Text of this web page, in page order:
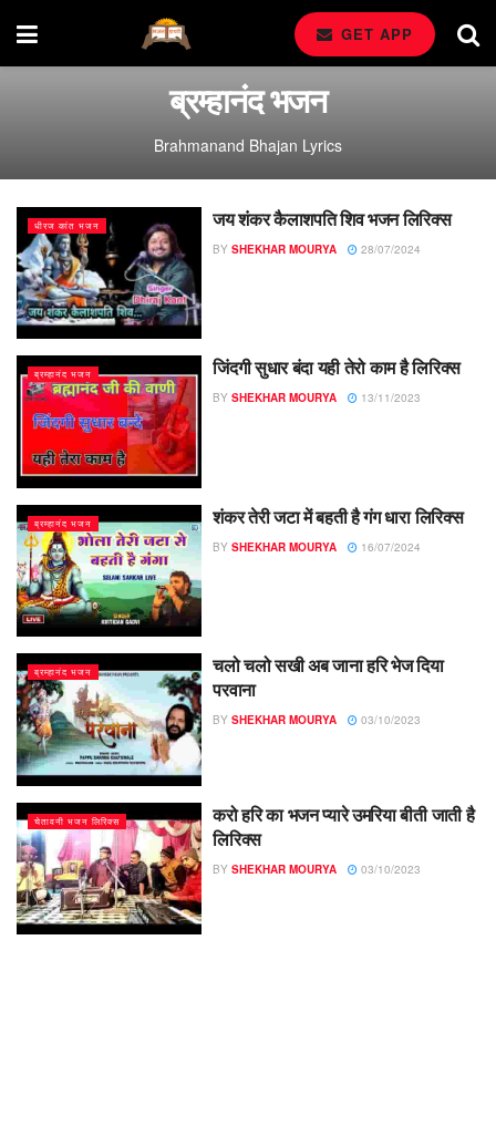
GET APP
ब्रम्हानंद भजन
Brahmanand Bhajan Lyrics
धीरज कांत भजन जय शंकर कैलाशपति शिव भजन लिरिक्स
BY SHEKHAR MOURYA 28/07/2024
ब्रम्हानंद भजन जिंदगी सुधार बंदा यही तेरो काम है लिरिक्स
BY SHEKHAR MOURYA 13/11/2023
ब्रम्हानंद भजन शंकर तेरी जटा में बहती है गंग धारा लिरिक्स
BY SHEKHAR MOURYA 16/07/2024
ब्रम्हानंद भजन
चलो चलो सखी अब जाना हरि भेज दिया
परवाना
BY SHEKHAR MOURYA 03/10/2023
चेतावनी भजन लिरिक्स
करो हरि का भजन प्यारे उमरिया बीती जाती है
लिरिक्स
BY SHEKHAR MOURYA 03/10/2023